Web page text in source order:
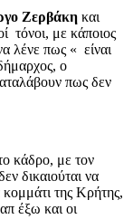
Ζερβάκη και
τόνοι, με κάποιος
λένε πως « είναι
ο
πως δεν
κάδρο, με τον
δικαιούται να
κομμάτι της Κρήτης,
έξω και οι